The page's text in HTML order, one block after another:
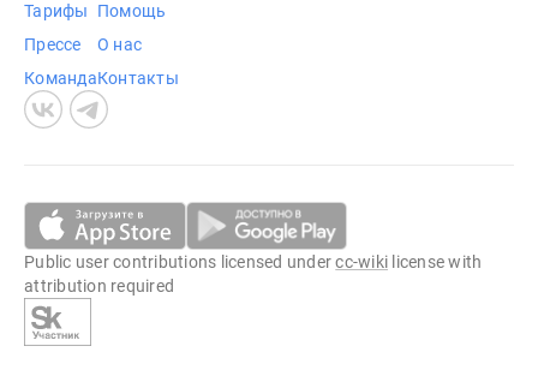
Тарифы
Прессе
Команда
Помощь
О нас
Контакты
Public user contributions licensed undercc-wiki license with
attribution required